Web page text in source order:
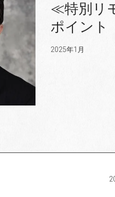
≪特別リ
ポイント
2025年1月